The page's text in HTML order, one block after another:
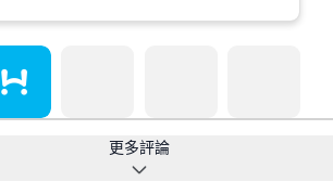
更多評論